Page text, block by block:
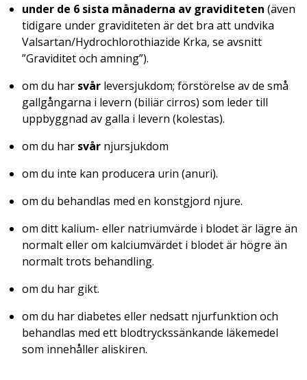
under de 6 sista månaderna av graviditeten (även
tidigare under graviditeten är det bra att undvika
Valsartan/Hydrochlorothiazide Krka, se avsnitt
”Graviditet och amning”).
om du har svår leversjukdom; förstörelse av de små
gallgångarna i levern (biliär cirros) som leder till
uppbyggnad av galla i levern (kolestas).
om du har svår njursjukdom
om du inte kan producera urin (anuri).
om du behandlas med en konstgjord njure.
om ditt kalium- eller natriumvärde i blodet är lägre än
normalt eller om kalciumvärdet i blodet är högre än
normalt trots behandling.
om du har gikt.
om du har diabetes eller nedsatt njurfunktion och
behandlas med ett blodtryckssänkande läkemedel
som innehåller aliskiren.